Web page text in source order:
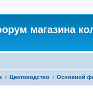
магазина
Цветоводство Основной